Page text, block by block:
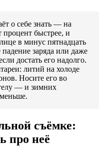
о себе знать — на
процент быстрее, и
в минус пятнадцать
падение заряда или даже
достать его надолго.
литий на холоде
Носите его во
— и зимних
съёмке:
про неё